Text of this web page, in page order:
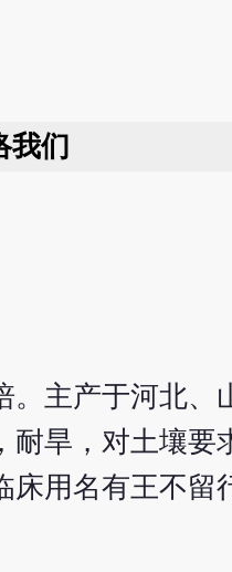
我们
主产于河北、
旱，对土壤要
用名有王不留